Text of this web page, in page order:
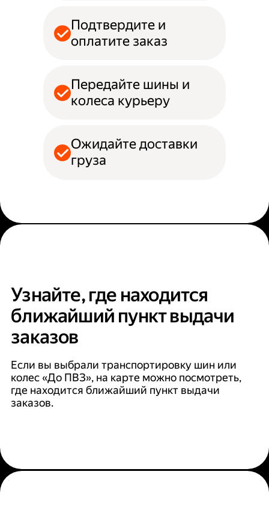
Подтвердите и
оплатите заказ
Передайте шины и
колеса курьеру
Ожидайте доставки
груза
Узнайте, где находится
ближайший пункт выдачи
заказов
Если вы выбрали транспортировку шин или
колес «До ПВЗ», на карте можно посмотреть,
где находится ближайший пункт выдачи
заказов.